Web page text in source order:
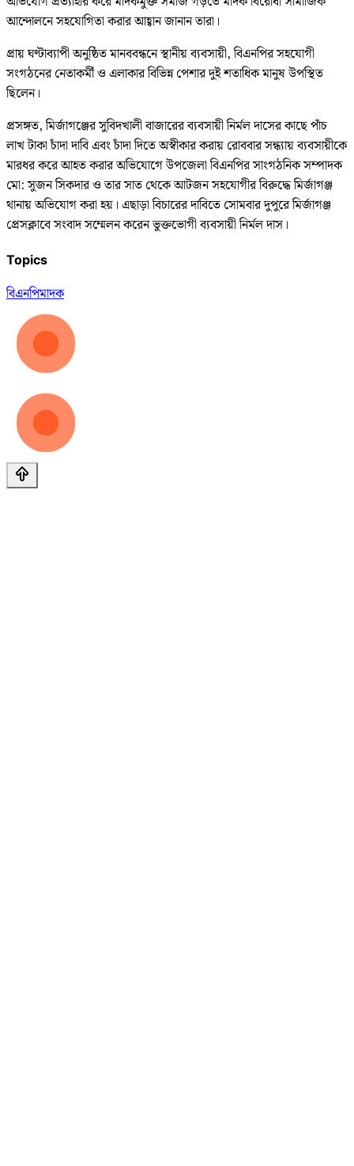
আন্দোলনে সহযোগিতা করার আহ্বান জানান তারা।
প্রায় ঘণ্টাব্যাপী অনুষ্ঠিত মানববন্ধনে স্থানীয় ব্যবসায়ী, বিএনপির সহযোগী
সংগঠনের নেতাকর্মী ও এলাকার বিভিন্ন পেশার দুই শতাধিক মানুষ উপস্থিত
ছিলেন।
প্রসঙ্গত, মির্জাগঞ্জের সুবিদখালী বাজারের ব্যবসায়ী নির্মল দাসের কাছে পাঁচ
লাখ টাকা চাঁদা দাবি এবং চাঁদা দিতে অস্বীকার করায় রোববার সন্ধ্যায় ব্যবসায়ীকে
মারধর করে আহত করার অভিযোগে উপজেলা বিএনপির সাংগঠনিক সম্পাদক
মো: সুজন সিকদার ও তার সাত থেকে আটজন সহযোগীর বিরুদ্ধে মির্জাগঞ্জ
থানায় অভিযোগ করা হয়। এছাড়া বিচারের দাবিতে সোমবার দুপুরে মির্জাগঞ্জ
প্রেসক্লাবে সংবাদ সম্মেলন করেন ভুক্তভোগী ব্যবসায়ী নির্মল দাস।
Topics
বিএনপিমাদক